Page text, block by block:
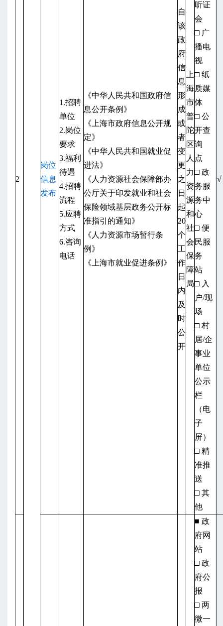
2
岗位
信息
发布
1.招聘
单位
2.岗位
要求
3.福利
待遇
4.招聘
流程
5.应聘
方式
6.咨询
电话
《中华人民共和国政府信
息公开条例》
《上海市政府信息公开规
定》
《中华人民共和国就业促
进法》
《人力资源社会保障部办
公厅关于印发就业和社会
保险领域基层政务公开标
准指引的通知》
《人力资源市场暂行条
例》
《上海市就业促进条例》
自
该
政
府
信
息
形
成
或
者
变
更
之
日
起
20
个
工
作
日
内
及
时
公
开
上
海
市
普
陀
区
人
力
资
源
和
社
会
保
障
局
听证
会
□ 广
播电
视
□ 纸
质媒
体
□ 公
开查
询
点
□ 政
务服
务中
心
□ 便
民服
务
站
□ 入
户/现
场
□ 村
居/企
事业
单位
公示
栏
（电
子
屏）
□ 精
准推
送
□ 其
他
√
■ 政
府网
站
□ 政
府公
报
□ 两
微一